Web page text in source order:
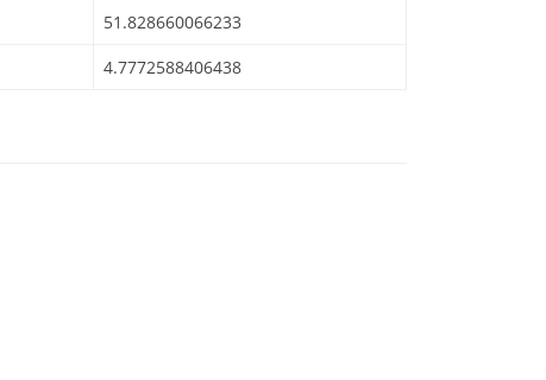
51.828660066233
4.7772588406438